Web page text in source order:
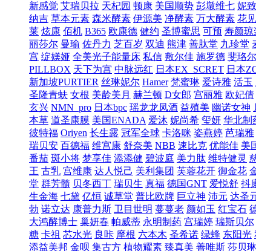
新感觉 艾瑞贝拉 天杞园 顿康 美国顺势 彭墩维七 妮致
纳吉 草本元素 森米酵素 伊源美 净酵素 万大酵素 花见
莱 炫康 佰机 B365 欧康德 健约 圣博蜜思 可预 寿颜琼
丽莎尔 曼瑜 佐丹力 芝百岁 双迪 熊津 善肽堂 九珍堂
宫 绽媄娅 全美光子能量床 私信 敷尔佳 施罗德 斐珞尔
PILLBOX 天下为宫 中脉远红 日本EX_SCRET 日本
新加坡PURTIER 丝琳妮尔 Hamer 梵蜜琳 爱诗雅 活玉
圣隆青蚨 女根 美龄美月 赫兰顿 D女郎 宫丽雅 欧妃倩
玄兴 NMN_pro 日本bpc 瑶龙龙凤酒 益殖美 幽诺女神
本草 道圣康膜 美国ENADA 爱沐 妮尚希 玺妍 华北制
彼特福 Oriyen 长生露 冠军全球 卡洛咪 姿燕婷 芭瑞雅
瑞贝安 百德福 维宫康 舒奈美 NBB 速比克 优能佳 美
番茄 斑小将 梦享佳 添添健 碧波庭 美力肽 维特健灵
王 古乳 宫维康 达人悦己 美利集团 芙蓉花开 御金花
堂 群芳髓 贝冬西丁 瑞贝生 真福 德国GNT 爱悦舒 抖
生金海 七黛 亿恒 诚草堂 普比欧牌 巨立神 沛元 达圣
勃 诺立达 康普力斯 卫目世明 蔓蔓老 颜如玉 红宝石
大鸿酵博士 巢妍春 帕威蒂 永明制药 宫瑞婷 瑞斯贝尔
糖 卡祖 芯水光 良咔 摩根 六本木 圣希诺 绿蜂 东阳光
添益美邦 金呗 集古方 植物耀素 臻真美 善唯斯 莎贝